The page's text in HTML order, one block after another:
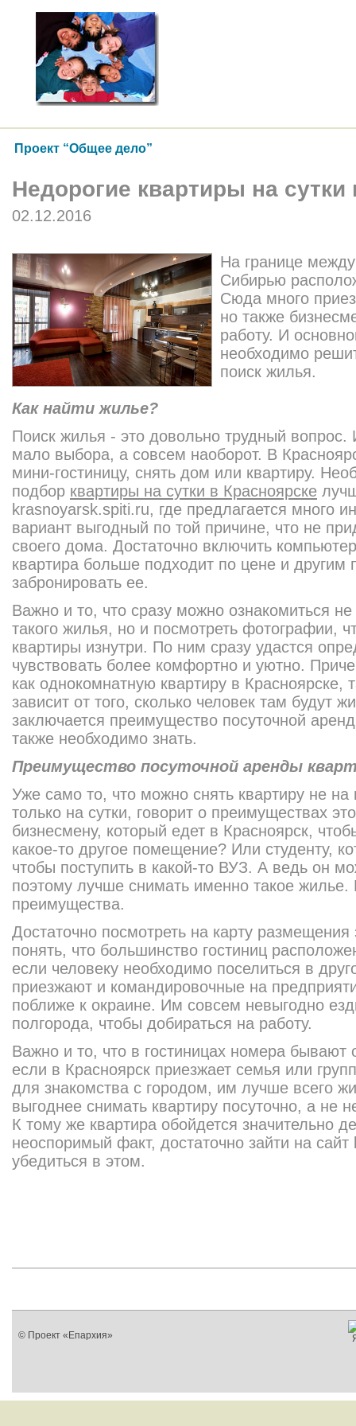
Проект “Общее дело”
Недорогие квартиры на сутки
02.12.2016
На границе
Сибирью
Сюда много
но также
работу. И
необходимо
поиск жилья.
Как найти жилье?
Поиск жилья - это довольно трудный вопрос.
мало выбора, а совсем наоборот. В
мини-гостиницу, снять дом или квартиру.
подбор квартиры на сутки в Красноярске
krasnoyarsk.spiti.ru, где предлагается много
вариант выгодный по той причине, что не
своего дома. Достаточно включить
квартира больше подходит по цене и другим
забронировать ее.
Важно и то, что сразу можно ознакомиться
такого жилья, но и посмотреть фотографии,
квартиры изнутри. По ним сразу удастся
чувствовать более комфортно и уютно.
как однокомнатную квартиру в Красноярске,
зависит от того, сколько человек там будут
заключается преимущество посуточной
также необходимо знать.
Преимущество посуточной аренды
Уже само то, что можно снять квартиру не
только на сутки, говорит о преимуществах
бизнесмену, который едет в Красноярск,
какое-то другое помещение? Или студенту,
чтобы поступить в какой-то ВУЗ. А ведь он
поэтому лучше снимать именно такое жилье.
преимущества.
Достаточно посмотреть на карту
понять, что большинство гостиниц
если человеку необходимо поселиться в
приезжают и командировочные на
поближе к окраине. Им совсем невыгодно
полгорода, чтобы добираться на работу.
Важно и то, что в гостиницах номера
если в Красноярск приезжает семья или
для знакомства с городом, им лучше всего
выгоднее снимать квартиру посуточно, а не
К тому же квартира обойдется значительно
неоспоримый факт, достаточно зайти на
убедиться в этом.
© Проект «Епархия»